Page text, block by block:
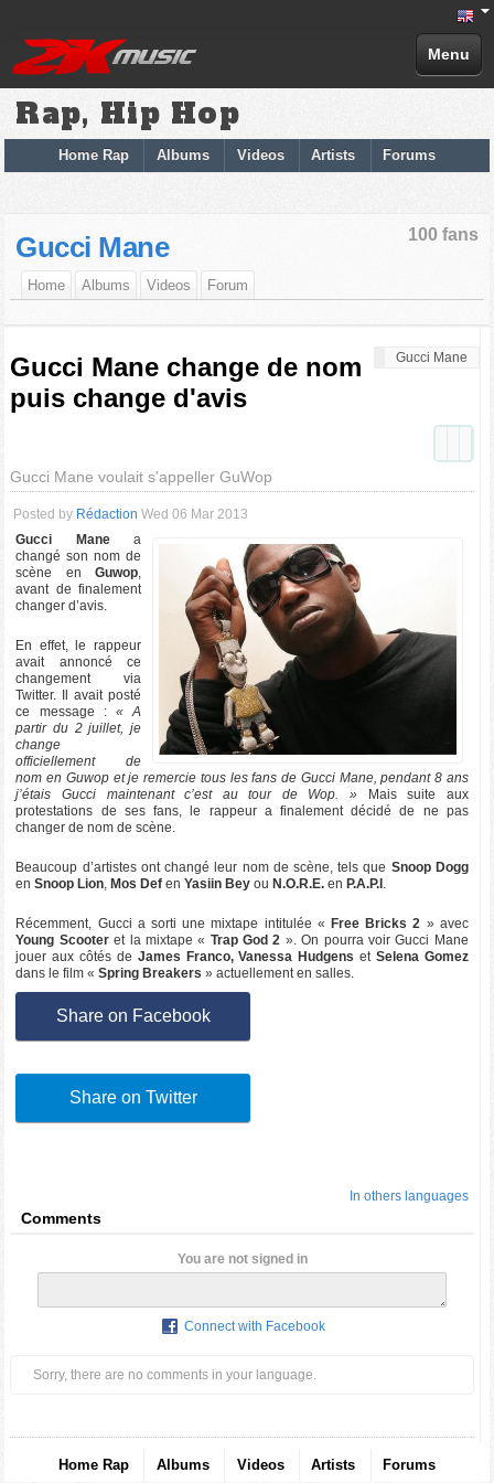
Menu
Rap, Hip Hop
Home Rap Albums Videos Artists Forums
100 fans
Gucci Mane
Home Albums Videos Forum
Gucci Mane
Gucci Mane change de nom
puis change d'avis
Gucci Mane voulait s'appeller GuWop
Posted by Rédaction Wed 06 Mar 2013
Gucci Manea
changé son nom de
scène en Guwop,
avant de finalement
changer d’avis.
En effet, le rappeur
avait annoncé ce
changement via
Twitter. Il avait posté
ce message : « A
partir du 2 juillet, je
change
officiellement de
nom en Guwop et je remercie tous les fans de Gucci Mane, pendant 8 ans
j’étais Gucci maintenant c’est au tour de Wop. » Mais suite aux
protestations de ses fans, le rappeur a finalement décidé de ne pas
changer de nom de scène.
Beaucoup d’artistes ont changé leur nom de scène, tels que Snoop Dogg
en Snoop Lion, Mos Def enYasiin Bey ou N.O.R.E. en P.A.P.I .
Récemment, Gucci a sorti une mixtape intitulée « Free Bricks 2 » avec
Young Scooteret la mixtape « Trap God 2 ». On pourra voir Gucci Mane
jouer aux côtés de James Franco, Vanessa Hudgens et Selena Gomez
dans le film « Spring Breakers » actuellement en salles.
Share on Facebook
Share on Twitter
In others languages
Comments
You are not signed in
Connect with Facebook
Sorry, there are no comments in your language.
Home Rap Albums Videos Artists Forums